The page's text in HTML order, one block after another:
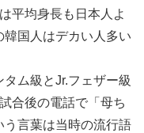
平均身長も日本人よ
韓国人はデカい人多い
ム級とJr.フェザー級
合後の電話で「母ち
う言葉は当時の流行語